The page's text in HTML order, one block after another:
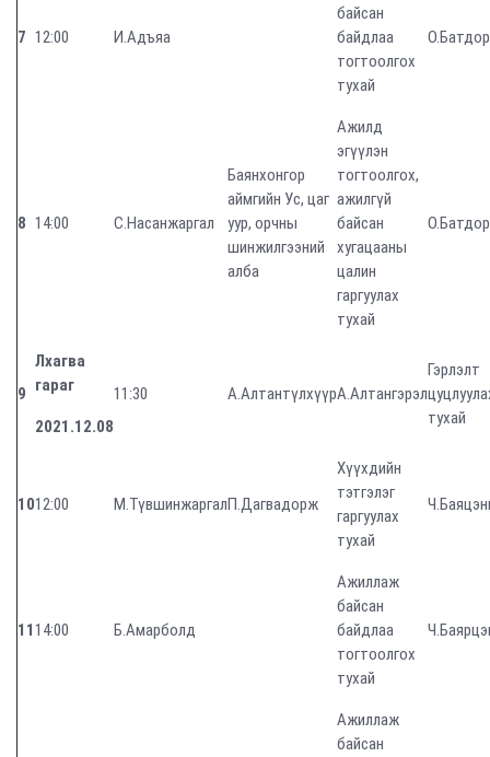
7 12:00 И.Адъяа
байсан
байдлаа
тогтоолгох
тухай
8 14:00 С.Насанжаргал
Баянхонгор
аймгийн Ус, цаг
уур, орчны
шинжилгээний
алба
Ажилд
эгүүлэн
тогтоолгох,
ажилгүй
байсан
хугацааны
цалин
гаргуулах
тухай
9
Лхагва
гараг
2021.12.08
11:30 А.АлтантүлхүүрА.Алтангэрэл
Гэрлэлт
тухай
1012:00 М.ТүвшинжаргалП.Дагвадорж
Хүүхдийн
тэтгэлэг
гаргуулах
тухай
1114:00 Б.Амарболд
Ажиллаж
байсан
байдлаа
тогтоолгох
тухай
Ажиллаж
байсан